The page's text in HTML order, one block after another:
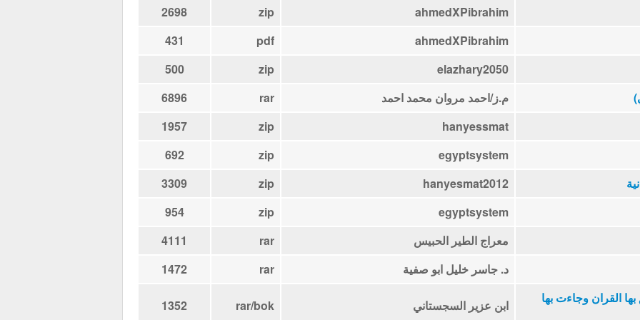
ahmedXPibrahim
zip
2698
ahmedXPibrahim
pdf
431
elazhary2050
zip
500
م.ز/احمد مروان محمد احمد rar
6896
hanyessmat
zip
1957
egyptsystem
zip
692
hanyesmat2012
zip
3309
egyptsystem
zip
954
معراج الطير الحبيس
rar
4111
د. جاسر خليل ابو صفية
rar
1472
القران وجاءت بها
ابن عزير السجستاني rar/bok
1352